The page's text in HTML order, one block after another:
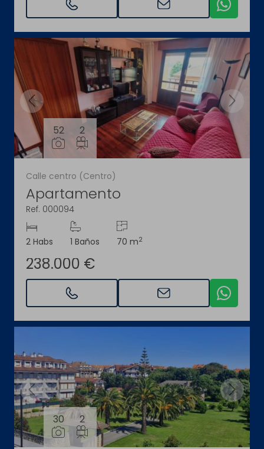
52 2
Calle centro (Centro)
Apartamento
Ref. 000094
2 Habs 1 Baños 70 m2
238.000 €
30 2